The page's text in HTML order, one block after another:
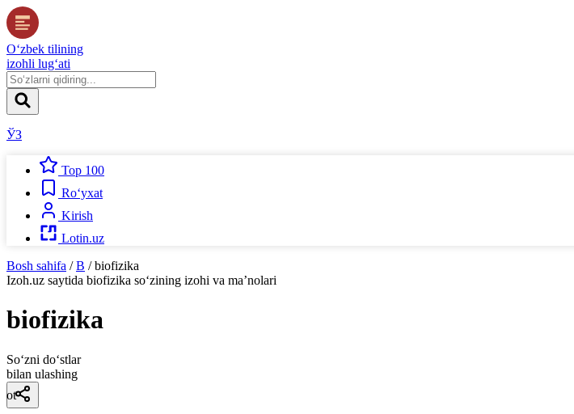
O‘zbek tilining
izohli lug‘ati
ЎЗ
Top 100
Ro‘yxat
Kirish
Lotin.uz
Bosh sahifa / B / biofizika
Izoh.uz saytida biofizika so‘zining izohi va ma’nolari
biofizika
So‘zni do‘stlar
bilan ulashing
ot